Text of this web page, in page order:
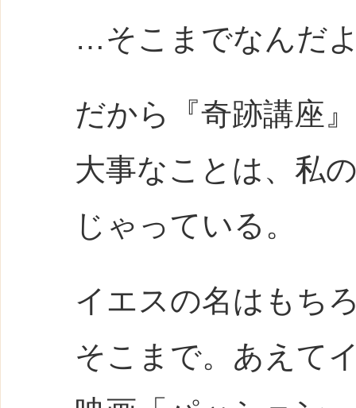
…そこまでなんだ
だから『奇跡講座
大事なことは、私
じゃっている。
イエスの名はもち
そこまで。あえて